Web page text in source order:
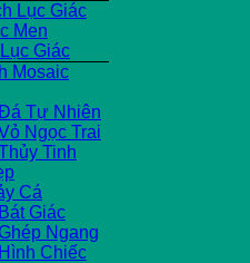
Lục Giác
Men
Giác
Mosaic
Tự Nhiên
Ngọc Trai
Tinh
Cá
Giác
Ngang
Chiếc